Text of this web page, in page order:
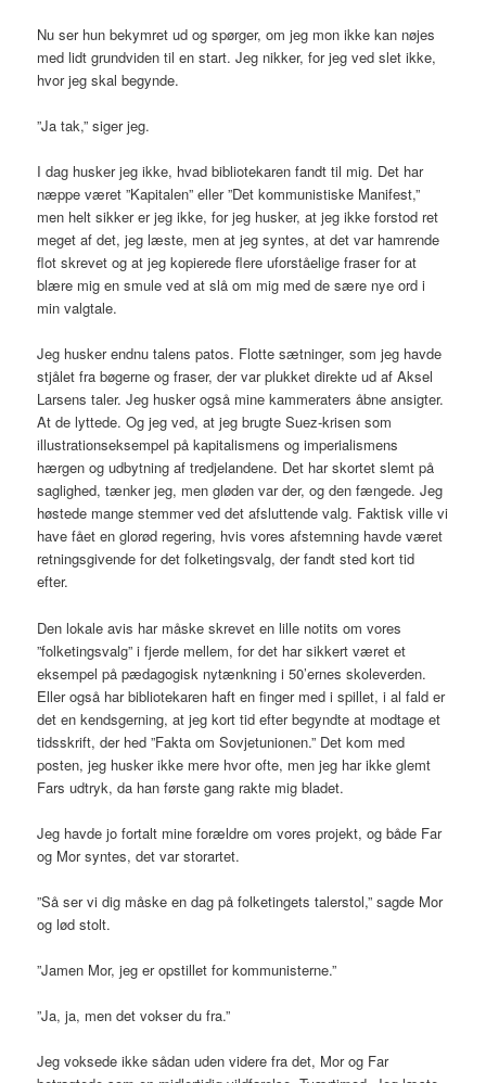
Nu ser hun bekymret ud og spørger, om jeg mon ikke kan nøjes
med lidt grundviden til en start. Jeg nikker, for jeg ved slet ikke,
hvor jeg skal begynde.
”Ja tak,” siger jeg.
I dag husker jeg ikke, hvad bibliotekaren fandt til mig. Det har
næppe været ”Kapitalen” eller ”Det kommunistiske Manifest,”
men helt sikker er jeg ikke, for jeg husker, at jeg ikke forstod ret
meget af det, jeg læste, men at jeg syntes, at det var hamrende
flot skrevet og at jeg kopierede flere uforståelige fraser for at
blære mig en smule ved at slå om mig med de sære nye ord i
min valgtale.
Jeg husker endnu talens patos. Flotte sætninger, som jeg havde
stjålet fra bøgerne og fraser, der var plukket direkte ud af Aksel
Larsens taler. Jeg husker også mine kammeraters åbne ansigter.
At de lyttede. Og jeg ved, at jeg brugte Suez-krisen som
illustrationseksempel på kapitalismens og imperialismens
hærgen og udbytning af tredjelandene. Det har skortet slemt på
saglighed, tænker jeg, men gløden var der, og den fængede. Jeg
høstede mange stemmer ved det afsluttende valg. Faktisk ville vi
have fået en glorød regering, hvis vores afstemning havde været
retningsgivende for det folketingsvalg, der fandt sted kort tid
efter.
Den lokale avis har måske skrevet en lille notits om vores
”folketingsvalg” i fjerde mellem, for det har sikkert været et
eksempel på pædagogisk nytænkning i 50’ernes skoleverden.
Eller også har bibliotekaren haft en finger med i spillet, i al fald er
det en kendsgerning, at jeg kort tid efter begyndte at modtage et
tidsskrift, der hed ”Fakta om Sovjetunionen.” Det kom med
posten, jeg husker ikke mere hvor ofte, men jeg har ikke glemt
Fars udtryk, da han første gang rakte mig bladet.
Jeg havde jo fortalt mine forældre om vores projekt, og både Far
og Mor syntes, det var storartet.
”Så ser vi dig måske en dag på folketingets talerstol,” sagde Mor
og lød stolt.
”Jamen Mor, jeg er opstillet for kommunisterne.”
”Ja, ja, men det vokser du fra.”
Jeg voksede ikke sådan uden videre fra det, Mor og Far